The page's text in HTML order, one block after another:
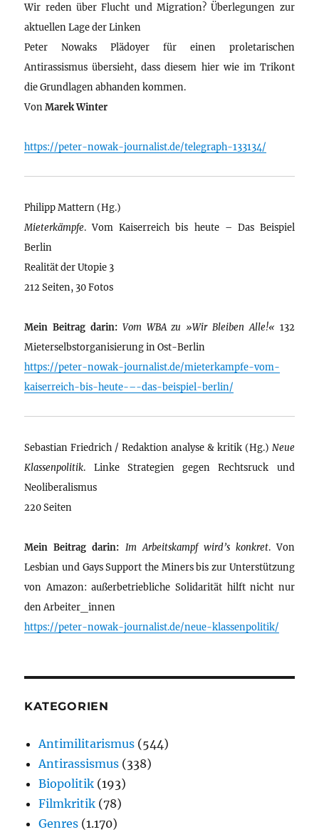
Wir reden über Flucht und Migration? Überlegungen zur
aktuellen Lage der Linken
Peter Nowaks Plädoyer für einen proletarischen
Antirassismus übersieht, dass diesem hier wie im Trikont
die Grundlagen abhanden kommen.
VonMarek Winter
https://peter-nowak-journalist.de/telegraph-133134/
Philipp Mattern (Hg.)
Mieterkämpfe. Vom Kaiserreich bis heute – Das Beispiel
Berlin
Realität der Utopie 3
212 Seiten, 30 Fotos
Mein Beitrag darin: Vom WBA zu »Wir Bleiben Alle!« 132
Mieterselbstorganisierung in Ost-Berlin
https://peter-nowak-journalist.de/mieterkampfe-vom-
kaiserreich-bis-heute-–-das-beispiel-berlin/
Sebastian Friedrich / Redaktion analyse & kritik (Hg.) Neue
Klassenpolitik. Linke Strategien gegen Rechtsruck und
Neoliberalismus
220 Seiten
Mein Beitrag darin: Im Arbeitskampf wird’s konkret. Von
Lesbian und Gays Support the Miners bis zur Unterstützung
von Amazon: außerbetriebliche Solidarität hilft nicht nur
den Arbeiter_innen
https://peter-nowak-journalist.de/neue-klassenpolitik/
KATEGORIEN
Antimilitarismus (544)
Antirassismus (338)
Biopolitik (193)
Filmkritik (78)
Genres (1.170)